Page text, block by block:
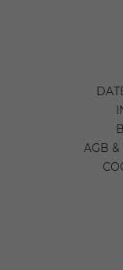
AGB &